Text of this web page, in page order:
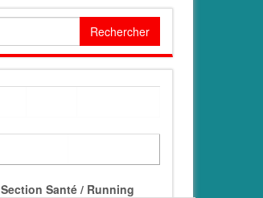
Section Santé / Running